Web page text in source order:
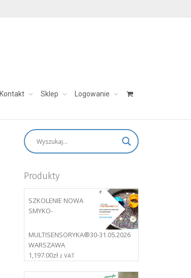
Kontakt Sklep Logowanie
skontaktuj się: aleksandra@charezinska.pl
Produkty
SZKOLENIE NOWA
SMYKO-
MULTISENSORYKA®30-31.05.2026
WARSZAWA
1,197.00zł z VAT